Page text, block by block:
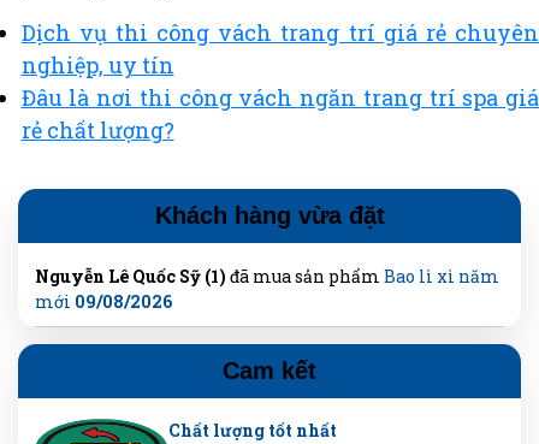
Dịch vụ thi công vách trang trí giá rẻ chuyên
nghiệp, uy tín
Đâu là nơi thi công vách ngăn trang trí spa giá
rẻ chất lượng?
Khách hàng vừa đặt
Nguyễn Lê Quốc Sỹ (1) đã mua sản phẩm Bao lì xì năm
mới 09/08/2026
Cam kết
Chất lượng tốt nhất